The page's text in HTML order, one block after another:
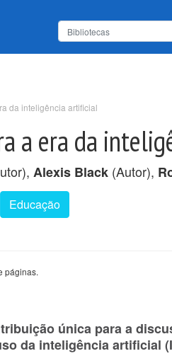
da inteligência artificial
a era da
Alexis Black (Autor),
Educação
páginas.
única para a
da inteligência artificial